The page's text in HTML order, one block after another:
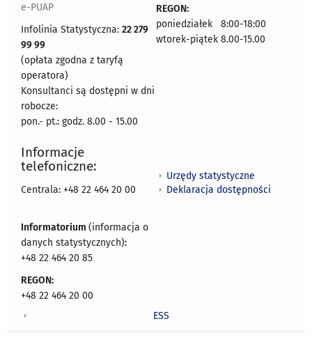
e-PUAP
Infolinia Statystyczna: 22 279
99 99
(opłata zgodna z taryfą
operatora)
Konsultanci są dostępni w dni
robocze:
pon.- pt.: godz. 8.00 - 15.00
REGON:
poniedziałek 8:00-18:00
wtorek-piątek 8.00-15.00
Informacje
telefoniczne:
Centrala: +48 22 464 20 00
Informatorium (informacja o
danych statystycznych):
+48 22 464 20 85
REGON:
+48 22 464 20 00
Urzędy statystyczne
Deklaracja dostępności
ESS